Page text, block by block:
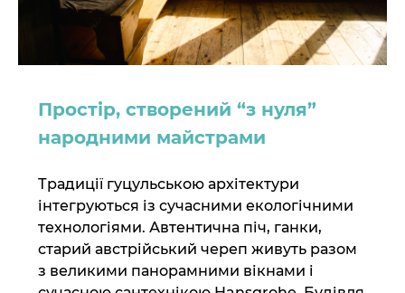
Простір, створений “з нуля”
народними майстрами
Традиції гуцульською архітектури
інтегруються із сучасними екологічними
технологіями. Автентична піч, ганки,
старий австрійський череп живуть разом
з великими панорамними вікнами і